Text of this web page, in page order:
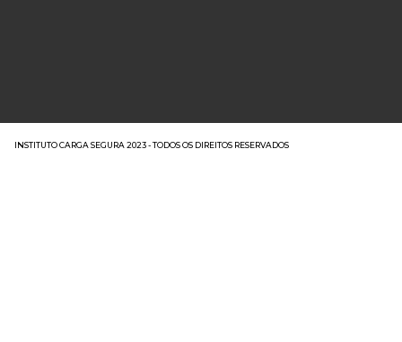
INSTITUTO CARGA SEGURA 2023 - TODOS OS DIREITOS RESERVADOS